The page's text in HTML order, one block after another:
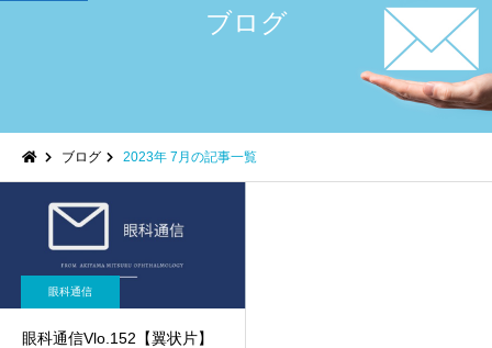
ブログ
ブログ 2023年 7月の記事一覧
眼科通信
眼科通信Vlo.152【翼状片】